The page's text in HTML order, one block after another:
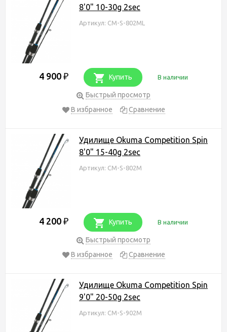
8'0" 10-30g 2sec
Артикул: CM-S-802ML
4 900 ₽ Купить В наличии
Быстрый просмотр
В избранное
Сравнение
Удилище Okuma Competition Spin
8'0" 15-40g 2sec
Артикул: CM-S-802M
4 200 ₽ Купить В наличии
Быстрый просмотр
В избранное
Сравнение
Удилище Okuma Competition Spin
9'0" 20-50g 2sec
Артикул: CM-S-902M